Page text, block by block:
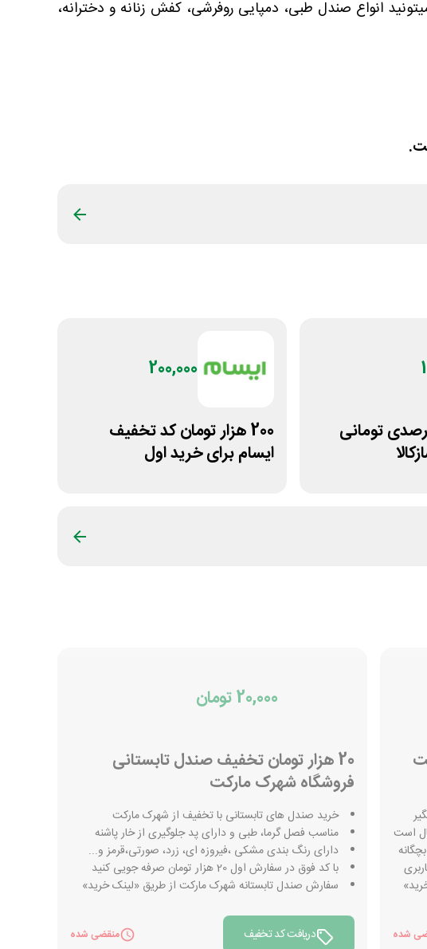
انواع صندل طبی، دمپایی روفرشی، کفش زنانه و دخترانه،
1 درصدی تومانی
200,000
200 هزار تومان کد تخفیف
ایسام برای خرید اول
است
شده
20,000 تومان
20 هزار تومان تخفیف صندل تابستانی
فروشگاه شهرک مارکت
خرید صندل های تابستانی با تخفیف از شهرک مارکت
مناسب فصل گرما، طبی و دارای پد جلوگیری از خار پاشنه
دارای رنگ بندی مشكى ،فيروزه اى، زرد، صورتى،قرمز و...
با کد فوق در سفارش اول 20 هزار تومان صرفه جویی کنید
سفارش صندل تابستانه شهرک مارکت از طریق «لینک خرید»
دریافت کد تخفیف منقضی شده